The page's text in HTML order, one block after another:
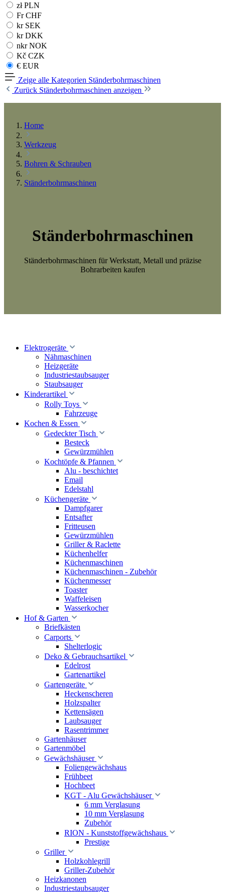
zł PLN
Fr CHF
kr SEK
kr DKK
nkr NOK
Kč CZK
€ EUR
Zeige alle Kategorien Ständerbohrmaschinen
Zurück Ständerbohrmaschinen anzeigen
Home
Werkzeug
Bohren & Schrauben
Ständerbohrmaschinen
Ständerbohrmaschinen
Ständerbohrmaschinen für Werkstatt, Metall und präzise
Bohrarbeiten kaufen
Elektrogeräte
Nähmaschinen
Heizgeräte
Industriestaubsauger
Staubsauger
Kinderartikel
Rolly Toys
Fahrzeuge
Kochen & Essen
Gedeckter Tisch
Besteck
Gewürzmühlen
Kochtöpfe & Pfannen
Alu - beschichtet
Email
Edelstahl
Küchengeräte
Dampfgarer
Entsafter
Fritteusen
Gewürzmühlen
Griller & Raclette
Küchenhelfer
Küchenmaschinen
Küchenmaschinen - Zubehör
Küchenmesser
Toaster
Waffeleisen
Wasserkocher
Hof & Garten
Briefkästen
Carports
Shelterlogic
Deko & Gebrauchsartikel
Edelrost
Gartenartikel
Gartengeräte
Heckenscheren
Holzspalter
Kettensägen
Laubsauger
Rasentrimmer
Gartenhäuser
Gartenmöbel
Gewächshäuser
Foliengewächshaus
Frühbeet
Hochbeet
KGT - Alu Gewächshäuser
6 mm Verglasung
10 mm Verglasung
Zubehör
RION - Kunststoffgewächshaus
Prestige
Griller
Holzkohlegrill
Griller-Zubehör
Heizkanonen
Industriestaubsauger